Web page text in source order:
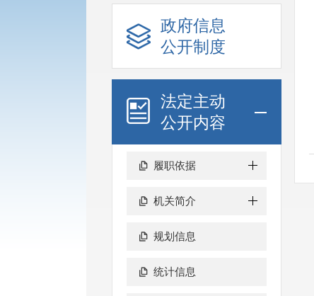
政府信息
公开制度
法定主动
公开内容
履职依据
机关简介
规划信息
统计信息